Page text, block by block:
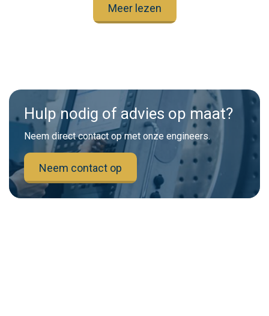
Meer lezen
Hulp nodig of advies op maat?
Neem direct contact op met onze engineers.
Neem contact op